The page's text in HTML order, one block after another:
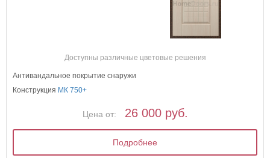
Доступны различные цветовые решения
Антивандальное покрытие снаружи
Конструкция МК 750+
Цена от: 26 000 руб.
Подробнее